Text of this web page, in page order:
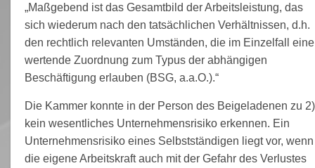
„Maßgebend ist das Gesamtbild der Arbeitsleistung, das
sich wiederum nach den tatsächlichen Verhältnissen, d.h.
den rechtlich relevanten Umständen, die im Einzelfall eine
wertende Zuordnung zum Typus der abhängigen
Beschäftigung erlauben (BSG, a.a.O.).“
Die Kammer konnte in der Person des Beigeladenen zu 2)
kein wesentliches Unternehmensrisiko erkennen. Ein
Unternehmensrisiko eines Selbstständigen liegt vor, wenn
die eigene Arbeitskraft auch mit der Gefahr des Verlustes